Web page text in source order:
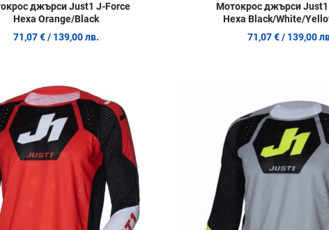
джърси Just1 J-Force
Hexa Orange/Black
71,07 € / 139,00 лв.
Мотокрос джърси Just1
Hexa Black/White/
71,07 € / 139,00